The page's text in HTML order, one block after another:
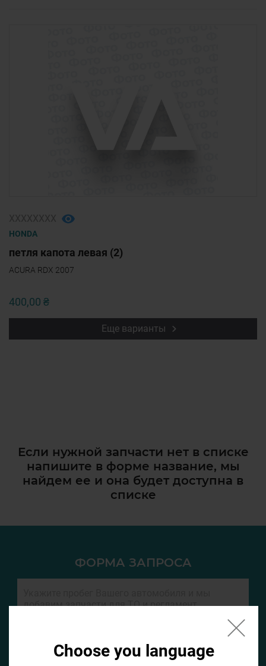
Choose you language
HONDA
петля капота левая (2)
ACURA RDX 2007
400,00 ₴
Еще варианты
Если нужной запчасти нет в списке
напишите в форме название, мы
найдем ее и она будет доступна в
списке
ФОРМА ЗАПРОСА